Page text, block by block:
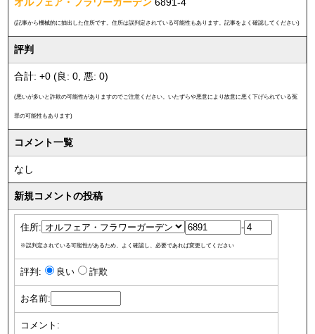
オルフェア・フラワーガーデン 6891-4
(記事から機械的に抽出した住所です。住所は誤判定されている可能性もあります。記事をよく確認してください)
評判
合計: +0 (良: 0, 悪: 0)
(悪いが多いと詐欺の可能性がありますのでご注意ください。いたずらや悪意により故意に悪く下げられている冤
罪の可能性もあります)
コメント一覧
なし
新規コメントの投稿
住所: -
※誤判定されている可能性があるため、よく確認し、必要であれば変更してください
評判: 良い 詐欺
お名前:
コメント: